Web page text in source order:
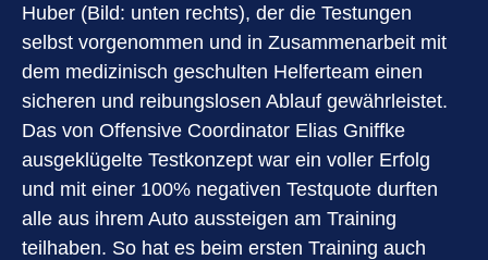
Huber (Bild: unten rechts), der die Testungen
selbst vorgenommen und in Zusammenarbeit mit
dem medizinisch geschulten Helferteam einen
sicheren und reibungslosen Ablauf gewährleistet.
Das von Offensive Coordinator Elias Gniffke
ausgeklügelte Testkonzept war ein voller Erfolg
und mit einer 100% negativen Testquote durften
alle aus ihrem Auto aussteigen am Training
teilhaben. So hat es beim ersten Training auch